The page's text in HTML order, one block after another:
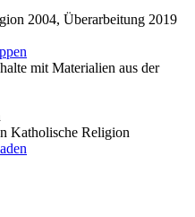
2004, Überarbeitung 2019
mit Materialien aus der
Katholische Religion